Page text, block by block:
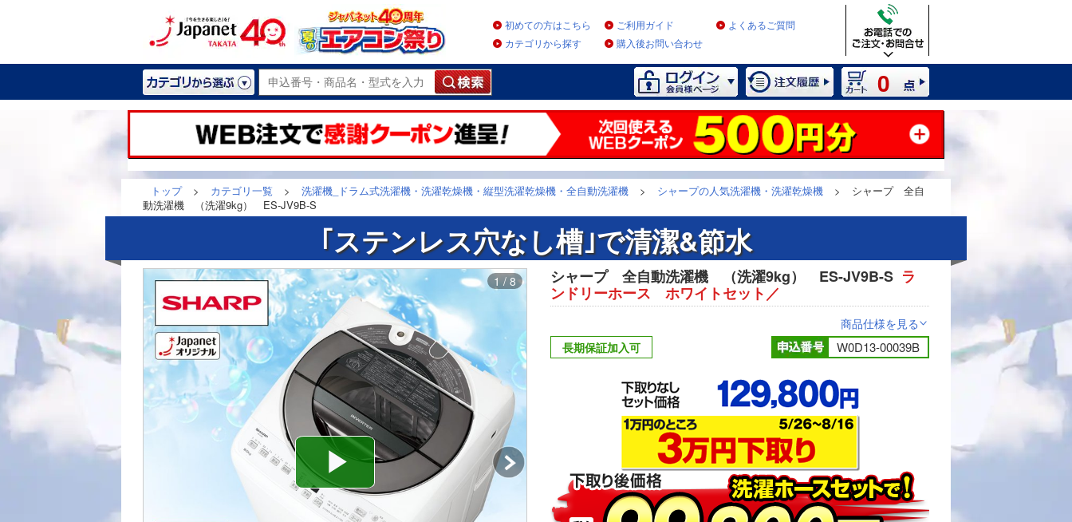
初めての方はこちら ご利用ガイド
よくあるご質問
カテゴリから探す
購入後お問い合わせ
0
トップ > カテゴリ一覧 > 洗濯機_ドラム式洗濯機・洗濯乾燥機・縦型洗濯乾燥機・全自動洗濯機 > シャープの人気洗濯機・洗濯乾燥機 >
シャープ 全自
動洗濯機 （洗濯9kg） ES-JV9B-S
｢ステンレス穴なし槽｣で清潔&節水
1 / 8 2 / 8
シャープ 全自動洗濯機 （洗濯9kg） ES-JV9B-S ラ
ンドリーホース ホワイトセット／
商品仕様を見る>
長期保証加入可 W0D13-00039B